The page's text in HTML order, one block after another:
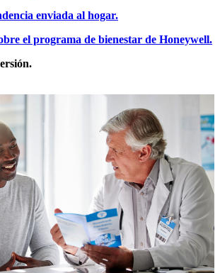
enviada al hogar.
el programa de bienestar de Honeywell.